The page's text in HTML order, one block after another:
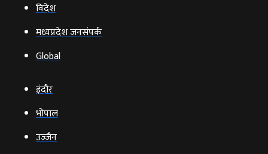
विदेश
मध्यप्रदेश जनसंपर्क
Global
इंदौर
भोपाल
उज्‍जैन